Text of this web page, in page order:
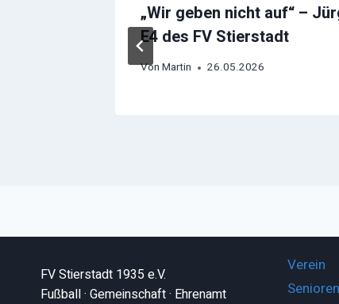
„Wir geben nicht auf“ –
E4 des FV Stierstadt
Von Martin 26.05.2026
FV Stierstadt 1935 e.V.
Fußball · Gemeinschaft · Ehrenamt
Verein
Senioren